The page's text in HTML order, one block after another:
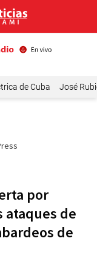
de Cuba José
por
ataques de
de